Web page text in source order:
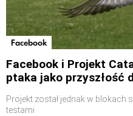
Facebook
Facebook i Projekt
ptaka jako przyszłość
Projekt został jednak w
testami